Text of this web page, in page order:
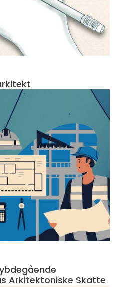
Arkitektoniske Skatte